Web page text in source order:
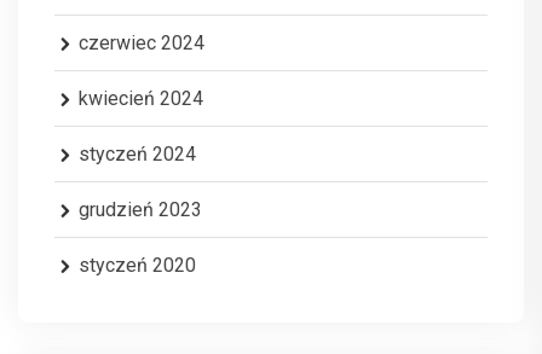
czerwiec 2024
kwiecień 2024
styczeń 2024
grudzień 2023
styczeń 2020